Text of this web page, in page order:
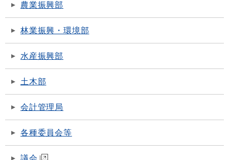
農業振興部
林業振興・環境部
水産振興部
土木部
会計管理局
各種委員会等